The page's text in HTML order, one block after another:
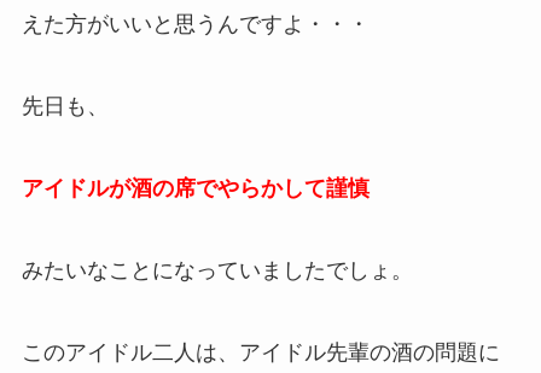
えた方がいいと思うんですよ・・・
先日も、
アイドルが酒の席でやらかして謹慎
みたいなことになっていましたでしょ。
このアイドル二人は、アイドル先輩の酒の問題に